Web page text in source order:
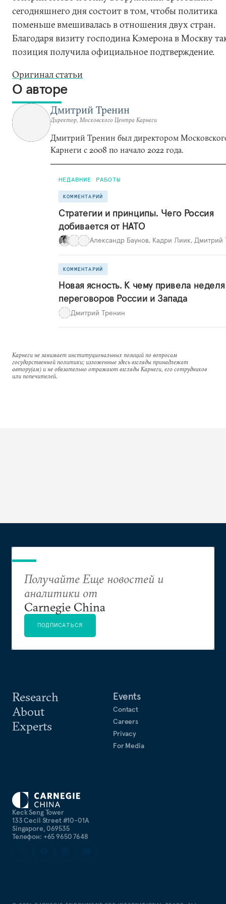
сегодняшнего дня состоит в том, чтобы политика
поменьше вмешивалась в отношения двух стран.
Благодаря визиту господина Кэмерона в Москву
позиция получила официальное подтверждение.
Оригинал статьи
О авторе
Дмитрий Тренин
Директор, Московского Центра Карнеги
Дмитрий Тренин был директором
Карнеги с 2008 по начало 2022 года.
НЕДАВНИЕ РАБОТЫ
КОММЕНТАРИЙ
Стратегии и принципы. Чего Россия
добивается от НАТО
Александр Баунов, Кадри Лиик, Дмитрий
КОММЕНТАРИЙ
Новая ясность. К чему привела неделя
переговоров России и Запада
Дмитрий Тренин
Карнеги не занимает институциональных позиций по вопросам
государственной политики; изложенные здесь взгляды принадлежат
автору(ам) и не обязательно отражают взгляды Карнеги, его сотрудников
или попечителей.
Keck Seng Tower
133 Cecil Street #10-01A
Singapore, 069535
Телефон: +65 9650 7648
Research
About
Experts
Events
Contact
Careers
Privacy
For Media
Получайте Еще новостей и
аналитики от
Carnegie China
ПОДПИСАТЬСЯ